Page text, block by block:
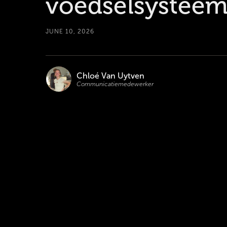
JUNE 10, 2026
Chloé Van Uytven
Communicatiemedewerker